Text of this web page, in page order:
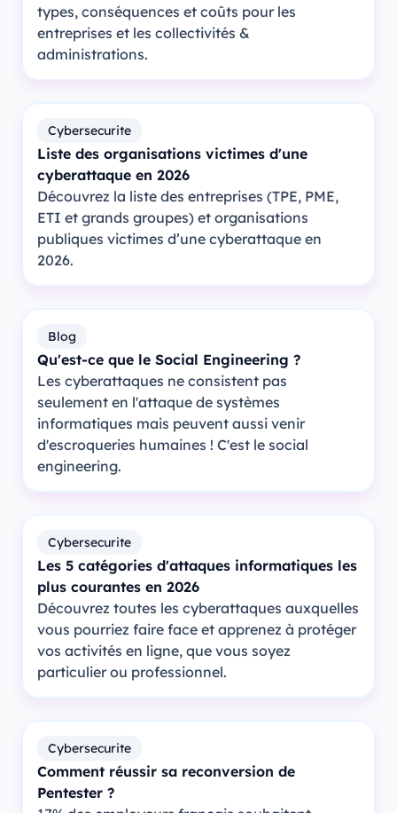
types, conséquences et coûts pour les
entreprises et les collectivités &
administrations.
Cybersecurite
Liste des organisations victimes d'une
cyberattaque en 2026
Découvrez la liste des entreprises (TPE, PME,
ETI et grands groupes) et organisations
publiques victimes d’une cyberattaque en
2026.
Blog
Qu'est-ce que le Social Engineering ?
Les cyberattaques ne consistent pas
seulement en l'attaque de systèmes
informatiques mais peuvent aussi venir
d'escroqueries humaines ! C'est le social
engineering.
Cybersecurite
Les 5 catégories d'attaques informatiques les
plus courantes en 2026
Découvrez toutes les cyberattaques auxquelles
vous pourriez faire face et apprenez à protéger
vos activités en ligne, que vous soyez
particulier ou professionnel.
Cybersecurite
Comment réussir sa reconversion de
Pentester ?